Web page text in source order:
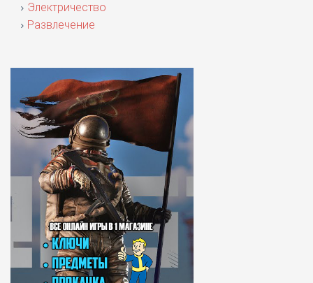
Электричество
Развлечение